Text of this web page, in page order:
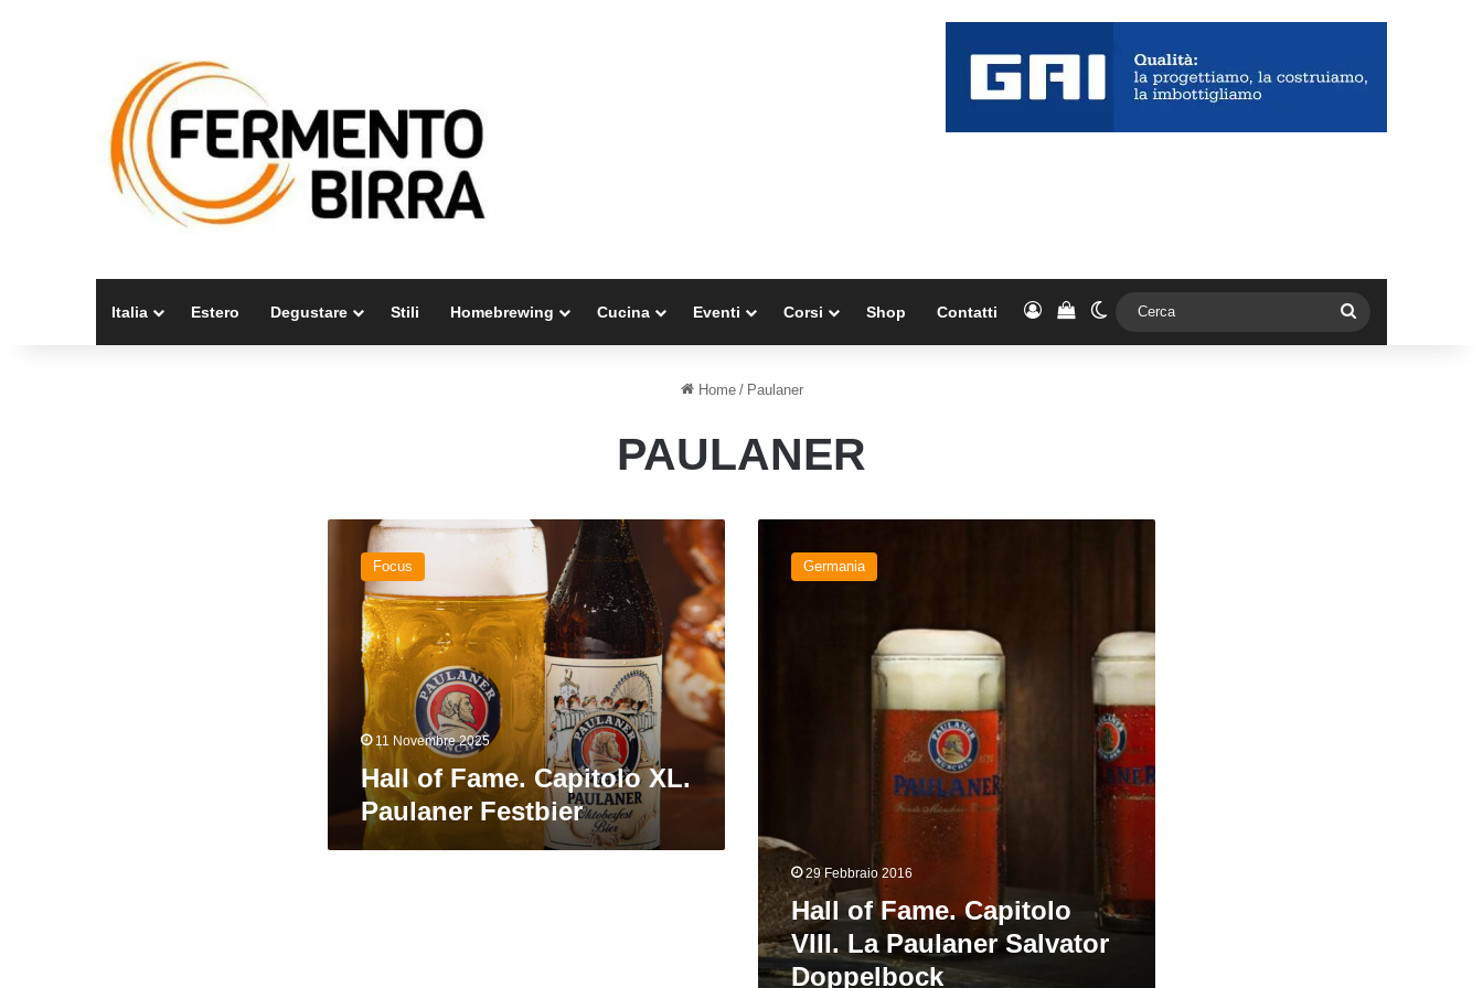
Italia Estero Degustare Stili Homebrewing Cucina Eventi Corsi Shop Contatti AccediVedi il carrello
Cambia aspetto
Home / Paulaner
PAULANER
Fame.
Capitolo
Paulaner
Festbier
Focus
11 Novembre 2025
Hall of Fame. Capitolo XL.
Paulaner Festbier
Fame.
Germania
29 Febbraio 2016
Hall of Fame. Capitolo
VIII. La Paulaner Salvator
Doppelbock